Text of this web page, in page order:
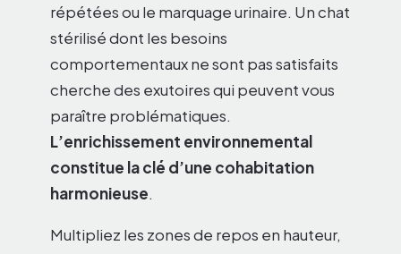
répétées ou le marquage urinaire. Un chat
stérilisé dont les besoins
comportementaux ne sont pas satisfaits
cherche des exutoires qui peuvent vous
paraître problématiques.
L’enrichissement environnemental
constitue la clé d’une cohabitation
harmonieuse.
Multipliez les zones de repos en hauteur,